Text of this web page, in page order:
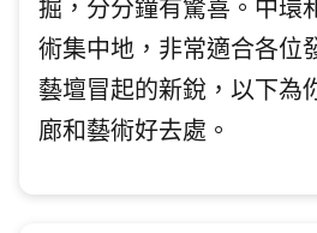
掘，分分鐘有驚喜。中環
術集中地，非常適合各位
藝壇冒起的新銳，以下為
廊和藝術好去處。